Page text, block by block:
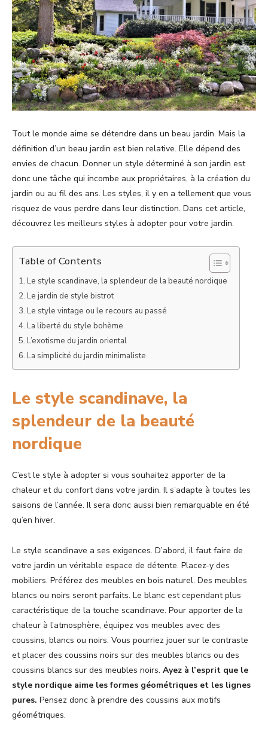
Tout le monde aime se détendre dans un beau jardin. Mais la
définition d’un beau jardin est bien relative. Elle dépend des
envies de chacun. Donner un style déterminé à son jardin est
donc une tâche qui incombe aux propriétaires, à la création du
jardin ou au fil des ans. Les styles, il y en a tellement que vous
risquez de vous perdre dans leur distinction. Dans cet article,
découvrez les meilleurs styles à adopter pour votre jardin.
Table of Contents
Le style scandinave, la splendeur de la beauté nordique
Le jardin de style bistrot
Le style vintage ou le recours au passé
La liberté du style bohème
L’exotisme du jardin oriental
La simplicité du jardin minimaliste
Le style scandinave, la
splendeur de la beauté
nordique
C’est le style à adopter si vous souhaitez apporter de la
chaleur et du confort dans votre jardin. Il s’adapte à toutes les
saisons de l’année. Il sera donc aussi bien remarquable en été
qu’en hiver.
Le style scandinave a ses exigences. D’abord, il faut faire de
votre jardin un véritable espace de détente. Placez-y des
mobiliers. Préférez des meubles en bois naturel. Des meubles
blancs ou noirs seront parfaits. Le blanc est cependant plus
caractéristique de la touche scandinave. Pour apporter de la
chaleur à l’atmosphère, équipez vos meubles avec des
coussins, blancs ou noirs. Vous pourriez jouer sur le contraste
et placer des coussins noirs sur des meubles blancs ou des
coussins blancs sur des meubles noirs. Ayez à l’esprit que le
style nordique aime les formes géométriques et les lignes
pures. Pensez donc à prendre des coussins aux motifs
géométriques.